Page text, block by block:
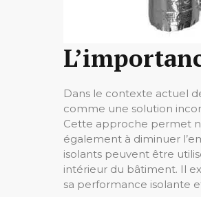
Dans le contexte actuel
comme une solution
Cette approche permet
également à diminuer
isolants peuvent être
intérieur du bâtiment. Il
sa performance isolante